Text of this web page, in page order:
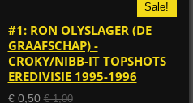
Sale!
#1: RON OLYSLAGER (DE
GRAAFSCHAP) -
CROKY/NIBB-IT TOPSHOTS
EREDIVISIE 1995-1996
€ 0,50 € 1,00